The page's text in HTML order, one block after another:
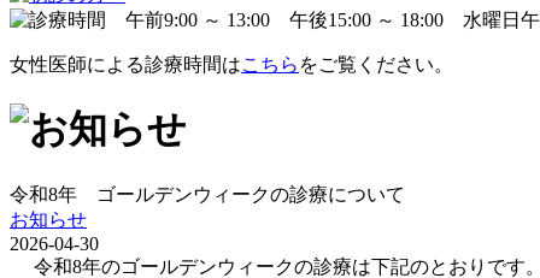
女性医師による診療時間はこちら をご覧ください。
令和8年 ゴールデンウィークの診療について
お知らせ
2026-04-30
令和8年のゴールデンウィークの診療は下記のとおりです